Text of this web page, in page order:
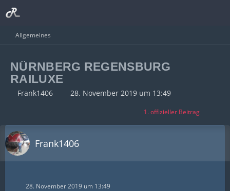
Allgemeines
NÜRNBERG REGENSBURG
RAILUXE
Frank1406 28. November 2019 um 13:49
1. offizieller Beitrag
Frank1406
28. November 2019 um 13:49